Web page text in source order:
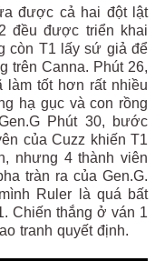
được cả hai đột lật
đều được triển khai
còn T1 lấy sứ giả để
trên Canna. Phút 26,
làm tốt hơn rất nhiều
hạ gục và con rồng
Phút 30, bước
của Cuzz khiến T1
nhưng 4 thành viên
tràn ra của Gen.G.
Ruler là quá bất
Chiến thắng ở ván 1
tranh quyết định.